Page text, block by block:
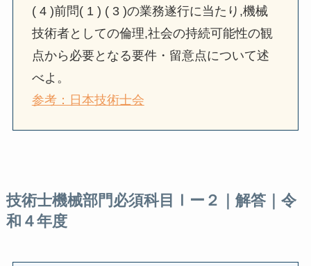
( 4 )前問( 1 ) ( 3 )の業務遂行に当たり,機械
技術者としての倫理,社会の持続可能性の観
点から必要となる要件・留意点について述
べよ。
参考：日本技術士会
技術士機械部門必須科目Ⅰー２｜解答｜令
和４年度